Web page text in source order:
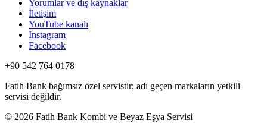
Yorumlar ve dış kaynaklar
İletişim
YouTube kanalı
Instagram
Facebook
+90 542 764 0178
Fatih Bank bağımsız özel servistir; adı geçen markaların yetkili
servisi değildir.
© 2026 Fatih Bank Kombi ve Beyaz Eşya Servisi